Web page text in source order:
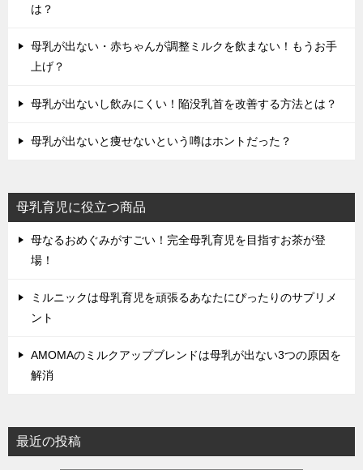
は？
母乳が出ない・赤ちゃんが調整ミルクを飲まない！もうお手
上げ？
母乳が出ないし飲みにくい！陥没乳首を改善する方法とは？
母乳が出ないと痩せないという噂はホントだった？
母乳育児に役立つ商品
母なるおめぐみがすごい！完全母乳育児を目指すお茶が登
場！
ミルニックは母乳育児を頑張るあなたにぴったりのサプリメ
ント
AMOMAのミルクアップブレンドは母乳が出ない3つの原因を
解消
最近の投稿